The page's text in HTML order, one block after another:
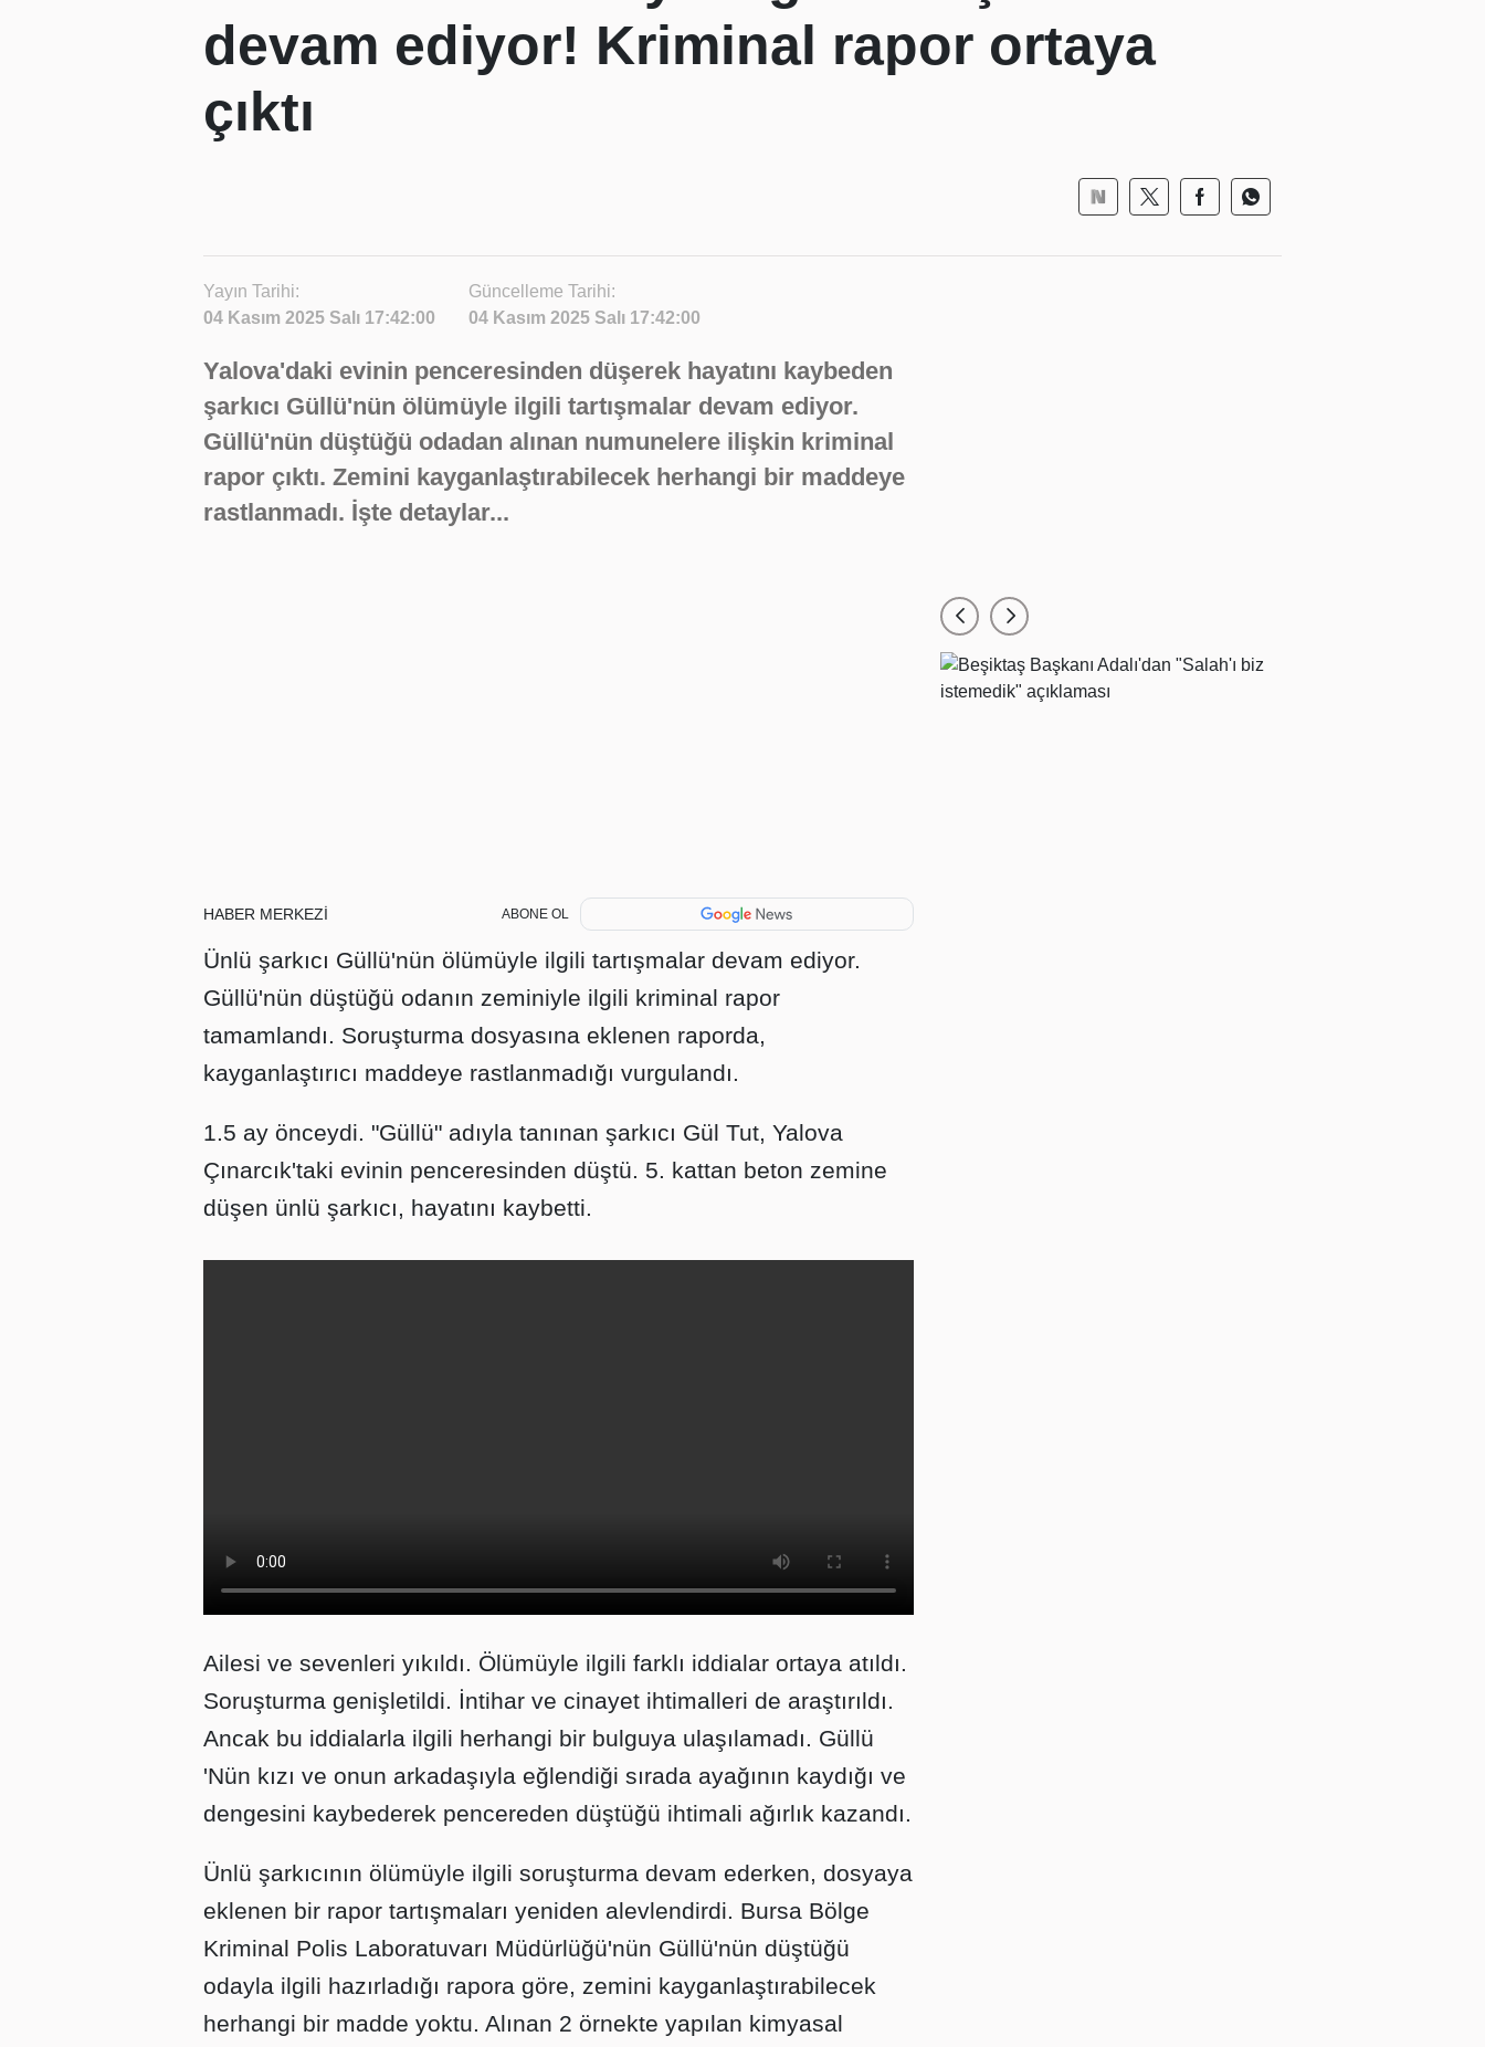
devam ediyor! Kriminal rapor ortaya
çıktı
Yayın Tarihi:
04 Kasım 2025 Salı 17:42:00
Güncelleme Tarihi:
04 Kasım 2025 Salı 17:42:00
Yalova'daki evinin penceresinden düşerek hayatını kaybeden
şarkıcı Güllü'nün ölümüyle ilgili tartışmalar devam ediyor.
Güllü'nün düştüğü odadan alınan numunelere ilişkin kriminal
rapor çıktı. Zemini kayganlaştırabilecek herhangi bir maddeye
rastlanmadı. İşte detaylar...
HABER MERKEZİ ABONE OL
Ünlü şarkıcı Güllü'nün ölümüyle ilgili tartışmalar devam ediyor.
Güllü'nün düştüğü odanın zeminiyle ilgili kriminal rapor
tamamlandı. Soruşturma dosyasına eklenen raporda,
kayganlaştırıcı maddeye rastlanmadığı vurgulandı.
1.5 ay önceydi. "Güllü" adıyla tanınan şarkıcı Gül Tut, Yalova
Çınarcık'taki evinin penceresinden düştü. 5. kattan beton zemine
düşen ünlü şarkıcı, hayatını kaybetti.
Ailesi ve sevenleri yıkıldı. Ölümüyle ilgili farklı iddialar ortaya atıldı.
Soruşturma genişletildi. İntihar ve cinayet ihtimalleri de araştırıldı.
Ancak bu iddialarla ilgili herhangi bir bulguya ulaşılamadı. Güllü
'Nün kızı ve onun arkadaşıyla eğlendiği sırada ayağının kaydığı ve
dengesini kaybederek pencereden düştüğü ihtimali ağırlık kazandı.
Ünlü şarkıcının ölümüyle ilgili soruşturma devam ederken, dosyaya
eklenen bir rapor tartışmaları yeniden alevlendirdi. Bursa Bölge
Kriminal Polis Laboratuvarı Müdürlüğü'nün Güllü'nün düştüğü
odayla ilgili hazırladığı rapora göre, zemini kayganlaştırabilecek
herhangi bir madde yoktu. Alınan 2 örnekte yapılan kimyasal